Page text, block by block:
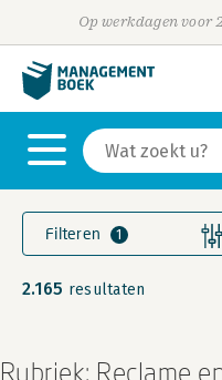
Op werkdagen voor
Filteren 1
2.165 resultaten
Rubriek: Reclame